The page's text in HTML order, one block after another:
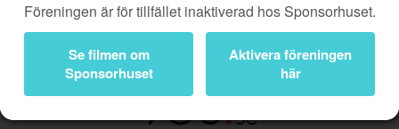
Bli medlem
Logga in
Föreningen är för tillfället inaktiverad hos Sponsorhuset.
Se filmen om
Sponsorhuset
Aktivera föreningen
här